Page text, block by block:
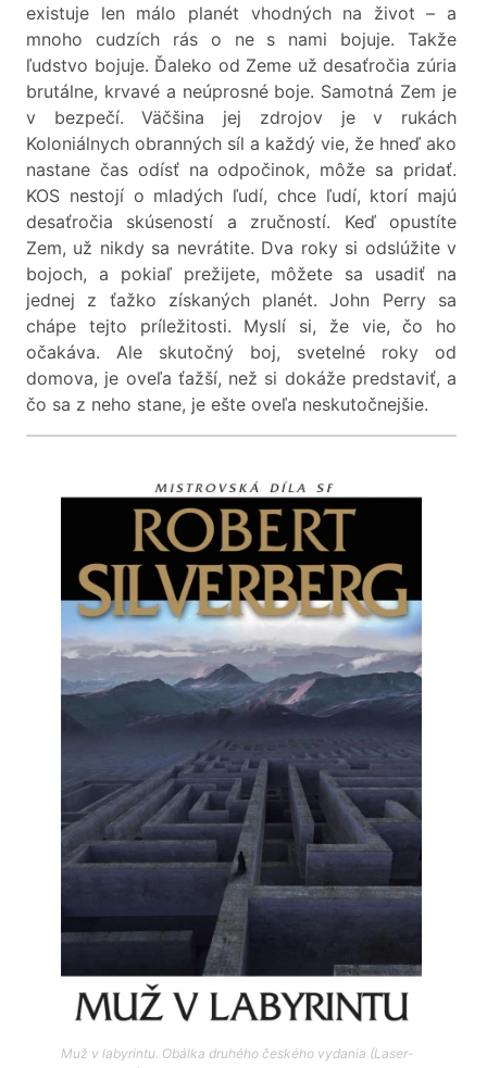
existuje len málo planét vhodných na život – a
mnoho cudzích rás o ne s nami bojuje. Takže
ľudstvo bojuje. Ďaleko od Zeme už desaťročia zúria
brutálne, krvavé a neúprosné boje. Samotná Zem je
v bezpečí. Väčšina jej zdrojov je v rukách
Koloniálnych obranných síl a každý vie, že hneď ako
nastane čas odísť na odpočinok, môže sa pridať.
KOS nestojí o mladých ľudí, chce ľudí, ktorí majú
desaťročia skúseností a zručností. Keď opustíte
Zem, už nikdy sa nevrátite. Dva roky si odslúžite v
bojoch, a pokiaľ prežijete, môžete sa usadiť na
jednej z ťažko získaných planét. John Perry sa
chápe tejto príležitosti. Myslí si, že vie, čo ho
očakáva. Ale skutočný boj, svetelné roky od
domova, je oveľa ťažší, než si dokáže predstaviť, a
čo sa z neho stane, je ešte oveľa neskutočnejšie.
Muž v labyrintu. Obálka druhého českého vydania (Laser-